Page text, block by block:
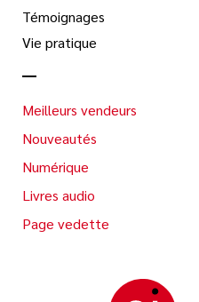
Témoignages
Vie pratique
Meilleurs vendeurs
Nouveautés
Numérique
Livres audio
Page vedette